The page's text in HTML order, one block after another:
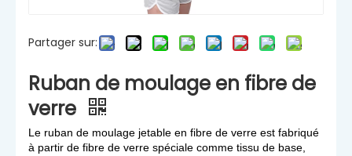
Partager sur:
Ruban de moulage en fibre de
verre
Le ruban de moulage jetable en fibre de verre est fabriqué
à partir de fibre de verre spéciale comme tissu de base,